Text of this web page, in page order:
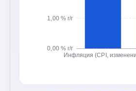
0,00 % г/г
1,00 % г/г
Инфляция (CPI,